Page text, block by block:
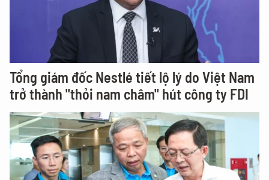
Tổng giám đốc Nestlé tiết lộ lý do Việt Nam
trở thành "thỏi nam châm" hút công ty FDI